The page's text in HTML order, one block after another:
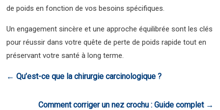
de poids en fonction de vos besoins spécifiques.
Un engagement sincère et une approche équilibrée sont les clés
pour réussir dans votre quête de perte de poids rapide tout en
préservant votre santé à long terme.
← Qu’est-ce que la chirurgie carcinologique ?
Comment corriger un nez crochu : Guide complet →